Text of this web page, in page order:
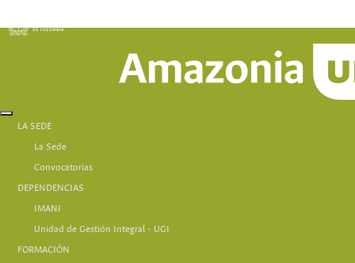
LA SEDE
La Sede
Convocatorias
DEPENDENCIAS
IMANI
Unidad de Gestión Integral - UGI
FORMACIÓN